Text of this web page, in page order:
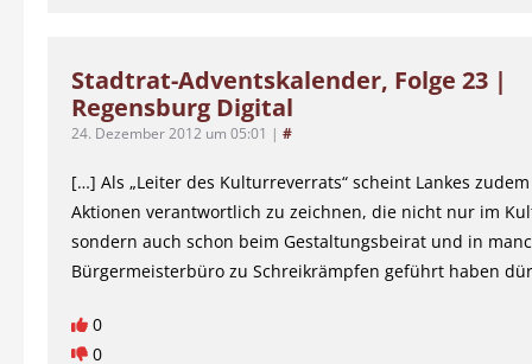
Stadtrat-Adventskalender, Folge 23 |
Regensburg Digital
24. Dezember 2012 um 05:01 | #
[…] Als „Leiter des Kulturreverrats“ scheint Lankes
Aktionen verantwortlich zu zeichnen, die nicht nur im
sondern auch schon beim Gestaltungsbeirat und in
Bürgermeisterbüro zu Schreikrämpfen geführt haben
0
0